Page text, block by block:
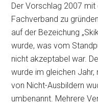
Der Vorschlag 2007 mit
Fachverband zu
auf der Bezeichung
wurde, was vom
nicht akzeptabel war.
wurde im gleichen
von Nicht-Ausbildern
umbenannt. Mehrere